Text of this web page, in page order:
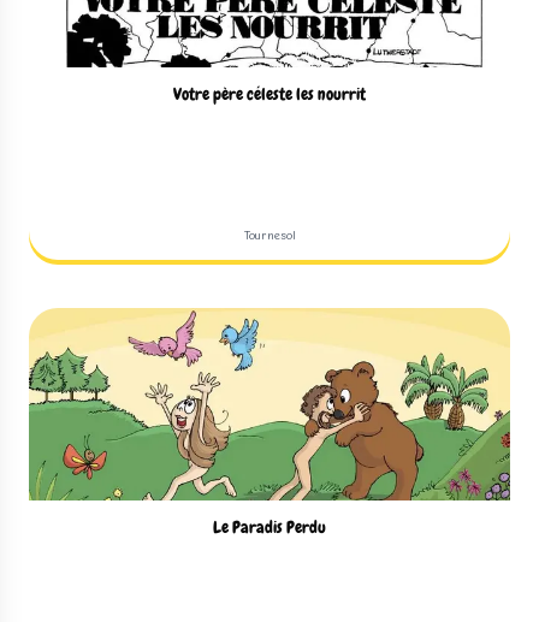
Votre père céleste les nourrit
Tournesol
Le Paradis Perdu